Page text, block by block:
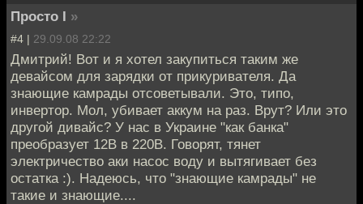
Просто I »
#4 | 29.09.08 22:22
Дмитрий! Вот и я хотел закупиться таким же
девайсом для зарядки от прикуривателя. Да
знающие камрады отсоветывали. Это, типо,
инвертор. Мол, убивает аккум на раз. Врут? Или это
другой дивайс? У нас в Украине "как банка"
преобразует 12В в 220В. Говорят, тянет
электричество аки насос воду и вытягивает без
остатка :). Надеюсь, что "знающие камрады" не
такие и знающие....